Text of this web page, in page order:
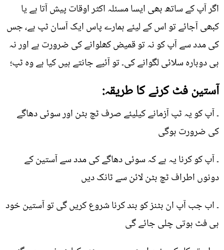
اگر آپ کے ساتھ بھی ایسا مسئلہ اکثر اوقات پیش آتا ہے یا
کبھی آجائے تو اس کے لیئے ہمارے پاس ایک آسان ٹپ ہے، جس
کی مدد سے آپ کو نہ تو قمیض کھلوانے کی ضرورت ہے اور نہ
ہی دوبارہ سلائی لگوانے کی۔ تو آئیے جانتے ہیں کیا ہے وہ ٹپ؛
آستین فٹ کرنے کا طریقہ:
۔ آپ کو یہ ٹپ آزمانے کیلیئے صرف ٹچ بٹن اور سوئی دھاگے
کی ضرورت ہوگی
۔ آپ کو کرنا یہ ہے کہ سوئی دھاگے کی مدد سے آستین کے
دونوں اطراف ٹچ بٹن لائن سے ٹانک دیں
۔ اب جب آپ ان بٹنز کو بند کرنا شروع کریں گی تو آستین خود
ہی فٹ ہوتی چلی جائے گی